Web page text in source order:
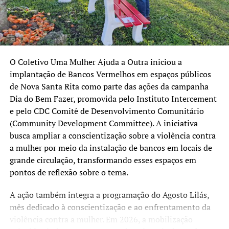
manhã e à tarde. Após uma proposta da empresa e uma
contraproposta do sindicato, não se chegou a um acerto.
O principal entrave foi o pagamento do 13º salário. Os
trabalhadores desejam 60% dessa verba até 30 de
econômicas de arcar com nenhum percentual do 13º até
o final do ano. Apesar de não ter ocorrido acordo, a Sogal
garantiu o pagamento da primeira quinzena de dezembro
e do vale-alimentação aos trabalhadores, até 31 de
dezembro.
Uma próxima audiência de mediação foi agendada para 5
de janeiro, às 9h. O prefeito eleito de Canoas, Jairo Jorge,
será convidado para a reunião. A Sogal afirma ter valores
a receber do Município, que poderão ser utilizados para a
Passageiros reclamam da demora
O Coletivo Uma Mulher Ajuda a Outra iniciou a
implantação de Bancos Vermelhos em espaços públicos
de Nova Santa Rita como parte das ações da campanha
Dia do Bem Fazer, promovida pelo Instituto Intercement
e pelo CDC Comitê de Desenvolvimento Comunitário
(Community Development Committee). A iniciativa
busca ampliar a conscientização sobre a violência contra
a mulher por meio da instalação de bancos em locais de
grande circulação, transformando esses espaços em
pontos de reflexão sobre o tema.
A ação também integra a programação do Agosto Lilás,
mês dedicado à conscientização e ao enfrentamento da
violência contra a mulher. Em 2026, a mobilização